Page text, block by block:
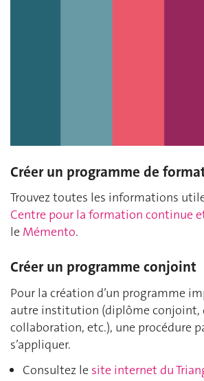
Créer un programme de
Trouvez toutes les informations
Centre pour la formation continue
le Mémento.
Créer un programme conjoint
Pour la création d’un programme
autre institution (diplôme conjoint,
collaboration, etc.), une procédure
s’appliquer.
Consultez le site internet du